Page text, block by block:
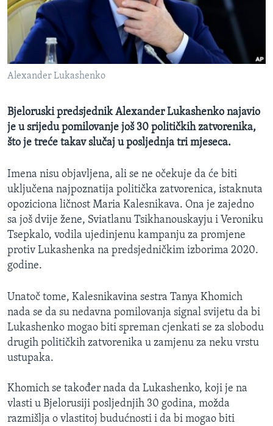
MAGAZIN
O GLASU AMERIKE
Learning English
Alexander Lukashenko
Bjeloruski predsjednik Alexander Lukashenko najavio
je u srijedu pomilovanje još 30 političkih zatvorenika,
što je treće takav slučaj u posljednja tri mjeseca.
Imena nisu objavljena, ali se ne očekuje da će biti
uključena najpoznatija politička zatvorenica, istaknuta
opoziciona ličnost Maria Kalesnikava. Ona je zajedno
sa još dvije žene, Sviatlanu Tsikhanouskayju i Veroniku
Tsepkalo, vodila ujedinjenu kampanju za promjene
protiv Lukashenka na predsjedničkim izborima 2020.
godine.
Unatoč tome, Kalesnikavina sestra Tanya Khomich
nada se da su nedavna pomilovanja signal svijetu da bi
Lukashenko mogao biti spreman cjenkati se za slobodu
drugih političkih zatvorenika u zamjenu za neku vrstu
ustupaka.
Khomich se također nada da Lukashenko, koji je na
vlasti u Bjelorusiji posljednjih 30 godina, možda
razmišlja o vlastitoj budućnosti i da bi mogao biti